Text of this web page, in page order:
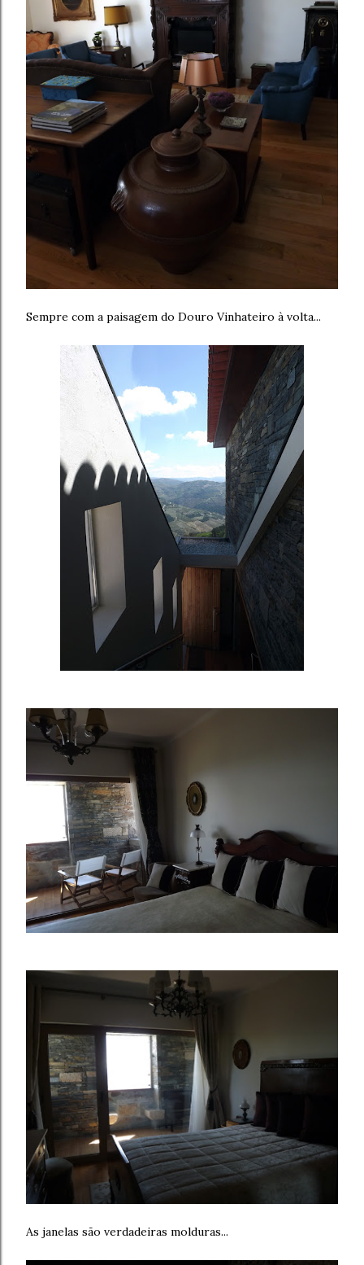
Sempre com a paisagem do Douro Vinhateiro à volta...
As janelas são verdadeiras molduras...